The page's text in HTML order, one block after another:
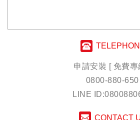
申請安裝 [ 免費專
0800-880-650
LINE
CONTACT